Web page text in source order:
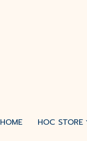
HOME HOC STORE